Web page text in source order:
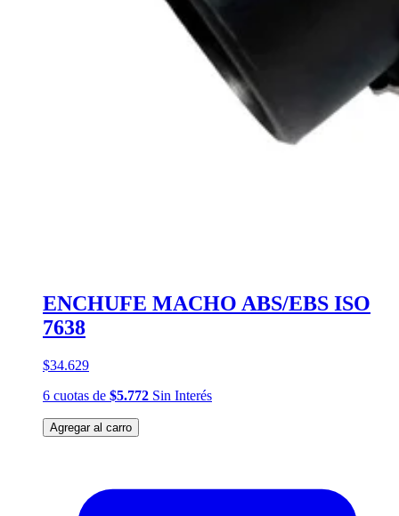
ENCHUFE MACHO ABS/EBS ISO
7638
$34.629
6 cuotas de $5.772 Sin Interés
Agregar al carro